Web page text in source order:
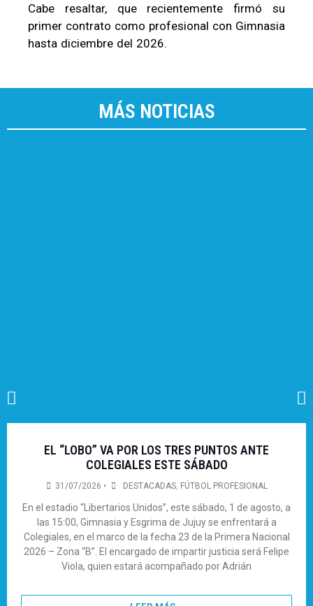
Cabe resaltar, que recientemente firmó su
primer contrato como profesional con Gimnasia
hasta diciembre del 2026.
MÁS NOTICIAS
EL “LOBO” VA POR LOS TRES PUNTOS ANTE
COLEGIALES ESTE SÁBADO
31/07/2026 • DESTACADAS, FÚTBOL PROFESIONAL
En el estadio “Libertarios Unidos”, este sábado, 1 de agosto, a
las 15:00, Gimnasia y Esgrima de Jujuy se enfrentará a
Colegiales, en el marco de la fecha 23 de la Primera Nacional
2026 – Zona “B”. El encargado de impartir justicia será Felipe
Viola, quien estará acompañado por Adrián